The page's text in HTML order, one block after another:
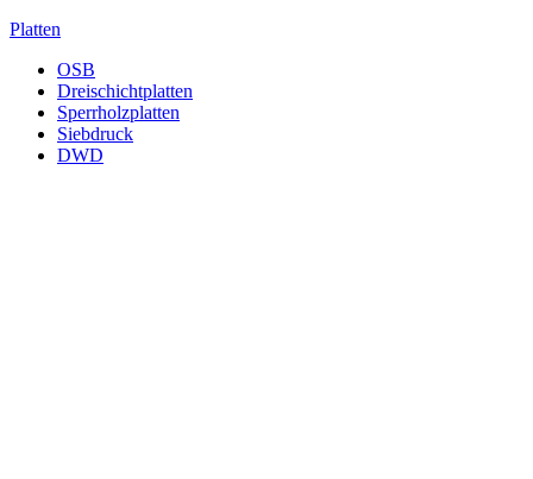
Platten
OSB
Dreischichtplatten
Sperrholzplatten
Siebdruck
DWD